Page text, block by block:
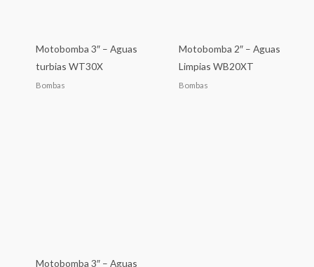
Motobomba 3″ – Aguas
turbias WT30X
Bombas
Motobomba 2″ – Aguas
Limpias WB20XT
Bombas
Motobomba 3″ – Aguas